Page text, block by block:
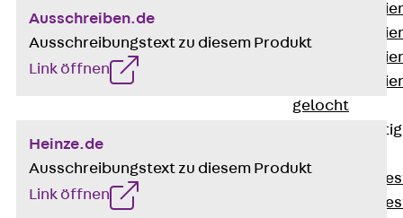
gelocht
Ausschreiben.de
Ausschreibungstext zu diesem Produkt
Link öffnen
Heinze.de
Ausschreibungstext zu diesem Produkt
Link öffnen